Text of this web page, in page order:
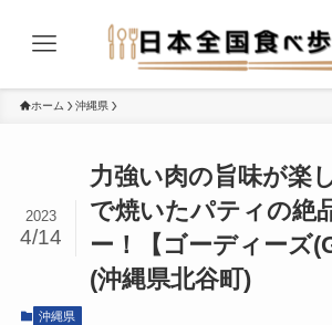
ホーム 沖縄県
力強い肉の旨味が楽
で焼いたパティの絶
ー！【ゴーディーズ
(沖縄県北谷町)
2023
4/14
沖縄県